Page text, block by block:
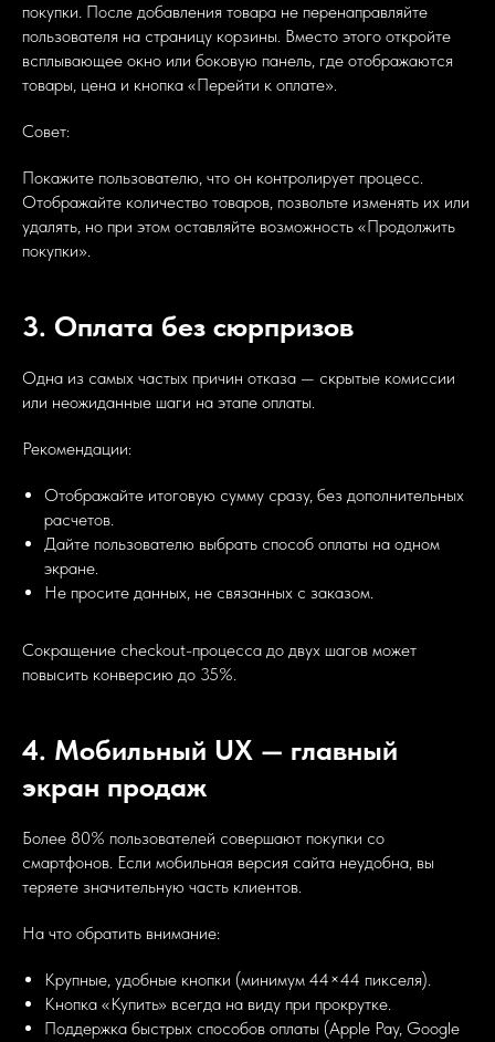
покупки. После добавления товара не перенаправляйте
пользователя на страницу корзины. Вместо этого откройте
всплывающее окно или боковую панель, где отображаются
товары, цена и кнопка «Перейти к оплате».
Совет:
Покажите пользователю, что он контролирует процесс.
Отображайте количество товаров, позвольте изменять их или
удалять, но при этом оставляйте возможность «Продолжить
покупки».
3. Оплата без сюрпризов
Одна из самых частых причин отказа — скрытые комиссии
или неожиданные шаги на этапе оплаты.
Рекомендации:
Отображайте итоговую сумму сразу, без дополнительных
расчетов.
Дайте пользователю выбрать способ оплаты на одном
экране.
Не просите данных, не связанных с заказом.
Сокращение checkout-процесса до двух шагов может
повысить конверсию до 35%.
4. Мобильный UX — главный
экран продаж
Более 80% пользователей совершают покупки со
смартфонов. Если мобильная версия сайта неудобна, вы
теряете значительную часть клиентов.
На что обратить внимание:
Крупные, удобные кнопки (минимум 44×44 пикселя).
Кнопка «Купить» всегда на виду при прокрутке.
Поддержка быстрых способов оплаты (Apple Pay, Google